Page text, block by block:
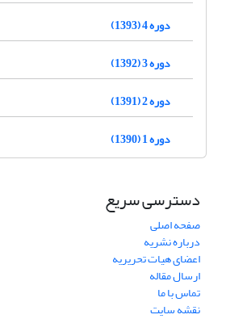
دوره 4 (1393)
دوره 3 (1392)
دوره 2 (1391)
دوره 1 (1390)
دسترسی سریع
صفحه اصلی
درباره نشریه
اعضای هیات تحریریه
ارسال مقاله
تماس با ما
نقشه سایت